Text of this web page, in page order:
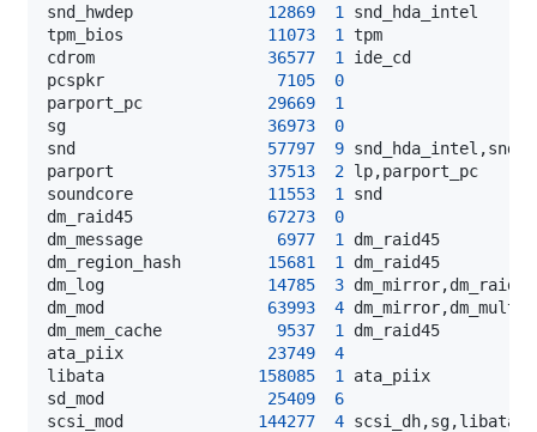
snd_hwdep 12869 1
tpm_bios 11073 1
cdrom 36577 1
pcspkr 7105
0
parport_pc 29669
1
sg 36973
0
snd 57797
9
parport 37513 2
soundcore 11553 1
dm_raid45 67273
0
dm_message 6977 1
dm_region_hash 15681 1
dm_log 14785
3
dm_mod 63993
4
dm_mem_cache 9537 1
ata_piix 23749
4
libata 158085 1
sd_mod 25409
6
scsi_mod 144277
4